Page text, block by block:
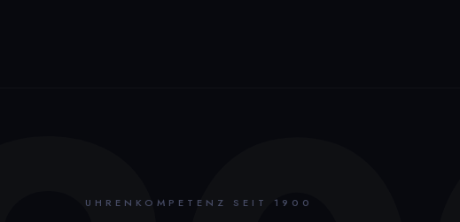
UHRENKOMPETENZ SEIT 1900